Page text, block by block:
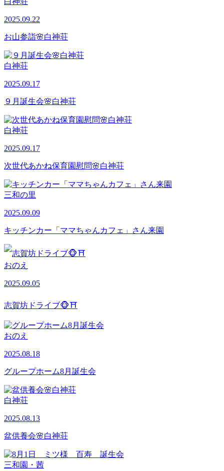
2025.09.22
お山参詣🌸白神荘
白神荘
2025.09.17
９月誕生会🌸白神荘
白神荘
2025.09.17
次世代あかね保育園慰問🌸白神荘
三和の里
2025.09.09
キッチンカー「ママちゃんカフェ」さん来園
おのえ
2025.09.05
志賀坊ドライブ🐵⛩
おのえ
2025.08.18
グループホーム8月誕生会
白神荘
2025.08.13
盆供養会🌸白神荘
三和園・茜